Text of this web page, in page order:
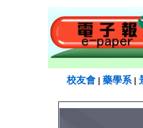
校友會 藥學系|